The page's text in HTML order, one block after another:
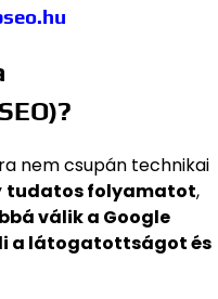
nem csupán technikai
tudatos folyamatot,
válik a Google
a látogatottságot és